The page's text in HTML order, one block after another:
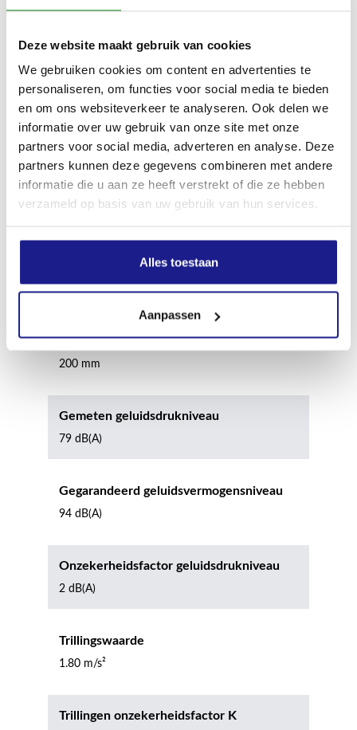
Deze website maakt gebruik van cookies
We gebruiken cookies om content en advertenties te
personaliseren, om functies voor social media te bieden
en om ons websiteverkeer te analyseren. Ook delen we
informatie over uw gebruik van onze site met onze
partners voor social media, adverteren en analyse. Deze
partners kunnen deze gegevens combineren met andere
informatie die u aan ze heeft verstrekt of die ze hebben
verzameld op basis van uw gebruik van hun services.
Alles toestaan
Aanpassen
Inhoud grasopvangbox
55 l
Apparaatbreedte zonder accessoires
Max. hoogte van het apparaat
Diameter voorwiel
180 mm
Diameter achterwiel
200 mm
Gemeten geluidsdrukniveau
79 dB(A)
Gegarandeerd geluidsvermogensniveau
94 dB(A)
Onzekerheidsfactor geluidsdrukniveau
2 dB(A)
Trillingswaarde
1.80 m/s²
Trillingen onzekerheidsfactor K